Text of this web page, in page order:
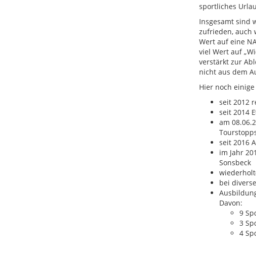
sportliches
Insgesamt sind
zufrieden, auch
Wert auf eine
viel Wert auf
verstärkt zur
nicht aus dem
Hier noch einige
seit 2012
seit 2014
am
seit 2016
im Jahr
Sonsbeck
bei
Davon:
9
3
4